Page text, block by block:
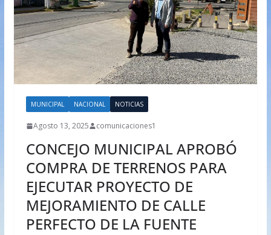
MUNICIPAL NACIONAL NOTICIAS
Agosto 13, 2025 comunicaciones1
CONCEJO MUNICIPAL APROBÓ
COMPRA DE TERRENOS PARA
EJECUTAR PROYECTO DE
MEJORAMIENTO DE CALLE
PERFECTO DE LA FUENTE